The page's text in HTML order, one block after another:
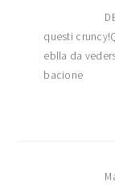
questi
eblla da
bacione